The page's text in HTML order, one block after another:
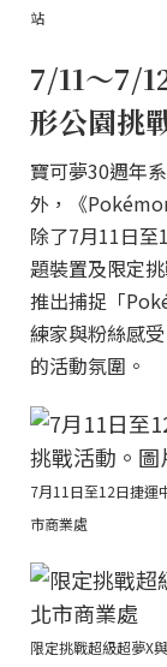
站
7/11～7/
形公園挑
寶可夢30週年
外，《
除了7月11日至
題裝置及限定
推出捕捉「
練家與粉絲感
的活動氛圍。
7月11日至12日捷運
市商業處
限定挑戰超級超夢X